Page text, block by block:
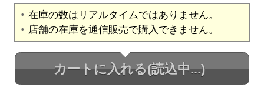
在庫の数はリアルタイムではありません。
店舗の在庫を通信販売で購入できません。
カートに入れる(読込中...)